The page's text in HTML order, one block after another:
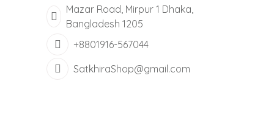
Mazar Road, Mirpur 1 Dhaka,
Bangladesh 1205
+8801916-567044
SatkhiraShop@gmail.com